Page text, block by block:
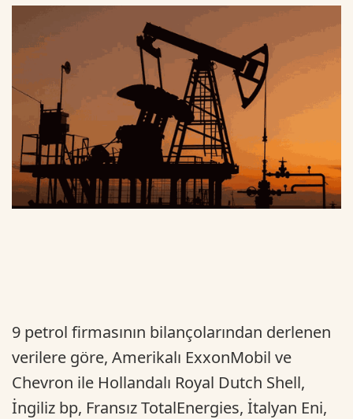
9 petrol firmasının bilançolarından derlenen
verilere göre, Amerikalı ExxonMobil ve
Chevron ile Hollandalı Royal Dutch Shell,
İngiliz bp, Fransız TotalEnergies, İtalyan Eni,